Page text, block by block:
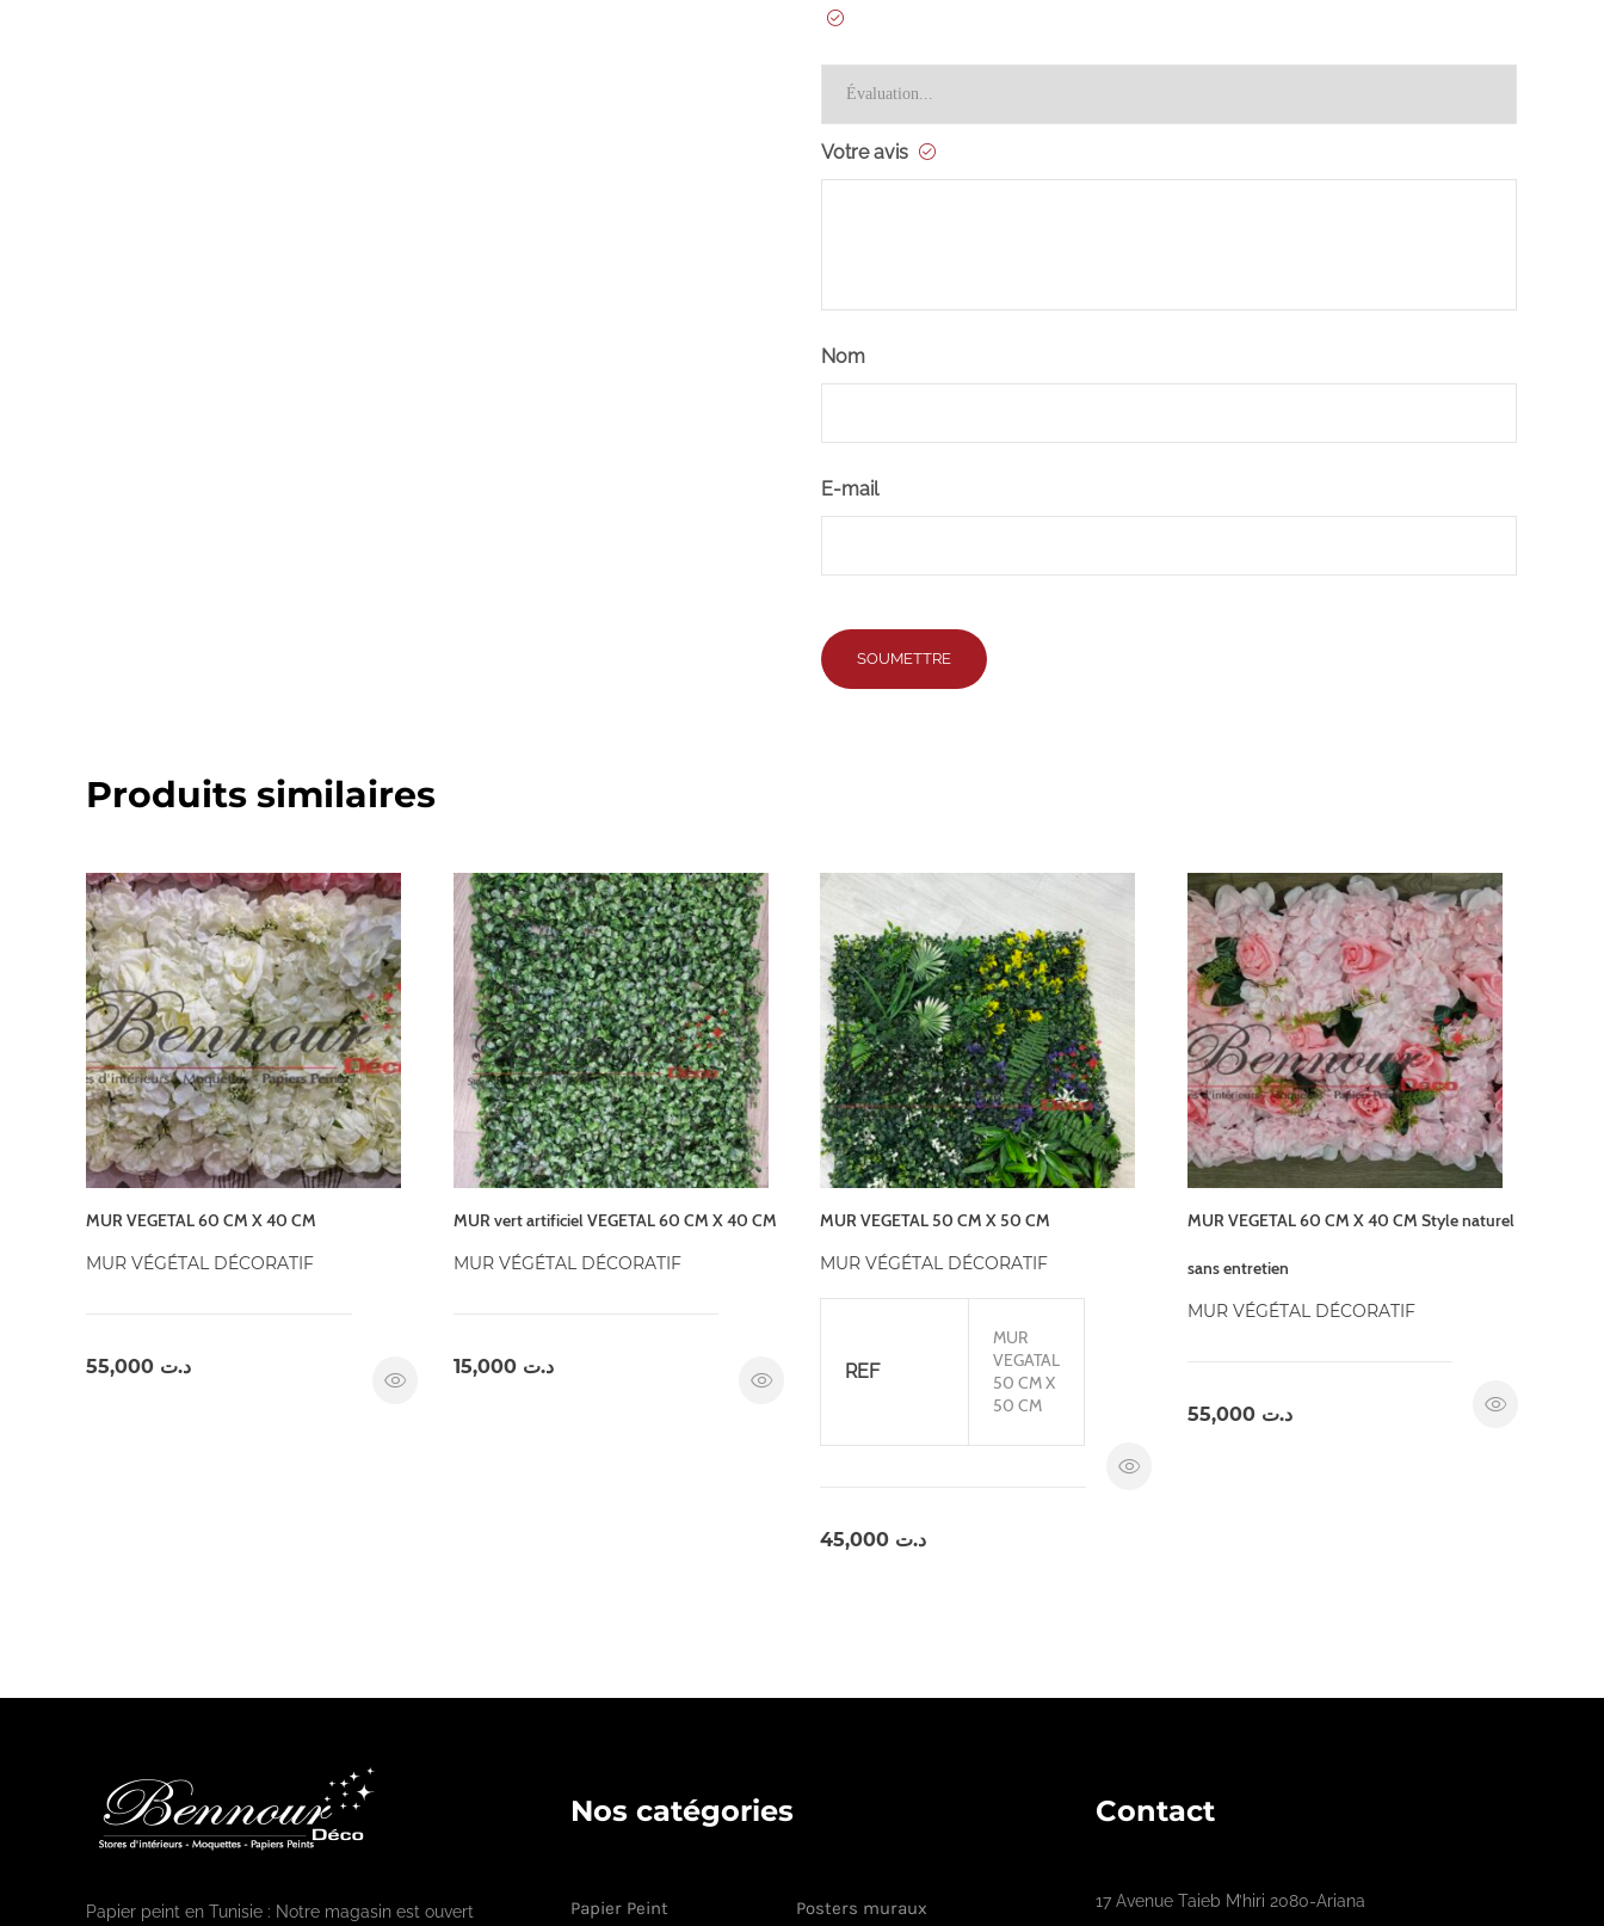
Votre avis
Nom
E-mail
Produits similaires
MUR VEGETAL 60 CM X 40 CM
MUR VÉGÉTAL DÉCORATIF
د.ت
MUR vert artificiel VEGETAL 60 CM X 40 CM
MUR VÉGÉTAL DÉCORATIF
د.ت 15,000
MUR VEGETAL 50 CM X 50 CM
MUR VÉGÉTAL DÉCORATIF
REF
MUR
VEGATAL
50 CM X
50 CM
د.ت
MUR VEGETAL 60 CM X 40 CM Style naturel
sans entretien
MUR VÉGÉTAL DÉCORATIF
د.ت 55,000
Papier peint en Tunisie : Notre magasin est ouvert
Nos catégories
Papier Peint Posters muraux
Contact
17 Avenue Taieb M’hiri 2080-Ariana